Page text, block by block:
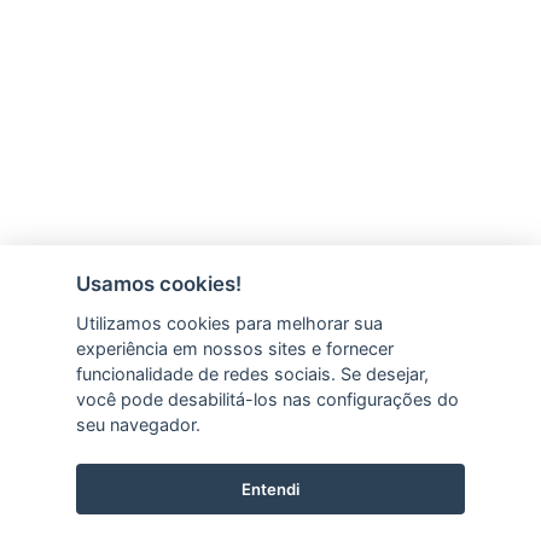
Usamos cookies!
Utilizamos cookies para melhorar sua
experiência em nossos sites e fornecer
funcionalidade de redes sociais. Se desejar,
você pode desabilitá-los nas configurações do
seu navegador.
Entendi